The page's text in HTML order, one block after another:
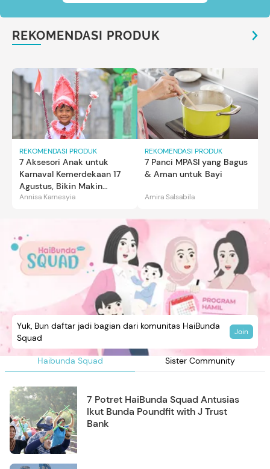
REKOMENDASI PRODUK
REKOMENDASI PRODUK
7 Aksesori Anak untuk
Karnaval Kemerdekaan 17
Agustus, Bikin Makin
Gemas
Annisa Karnesyia
REKOMENDASI PRODUK
7 Panci MPASI yang Bagus
& Aman untuk Bayi
Amira Salsabila
Haibunda Squad Sister Community
Yuk, Bun daftar jadi bagian dari komunitas HaiBunda
Squad
Join
7 Potret HaiBunda Squad Antusias
Ikut Bunda Poundfit with J Trust
Bank